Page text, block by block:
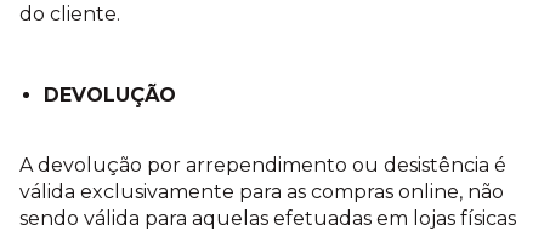
do cliente.
DEVOLUÇÃO
A devolução por arrependimento ou desistência é
válida exclusivamente para as compras online, não
sendo válida para aquelas efetuadas em lojas físicas